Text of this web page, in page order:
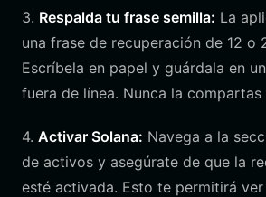
3. Respalda tu frase semilla: La
una frase de recuperación de 12 o
Escríbela en papel y guárdala en
fuera de línea. Nunca la compartas
4. Activar Solana: Navega a la
de activos y asegúrate de que la
esté activada. Esto te permitirá ver